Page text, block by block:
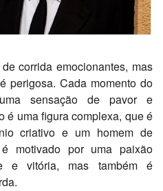
corrida emocionantes, mas
perigosa. Cada momento do
sensação de pavor e
é uma figura complexa, que é
criativo e um homem de
motivado por uma paixão
e vitória, mas também é